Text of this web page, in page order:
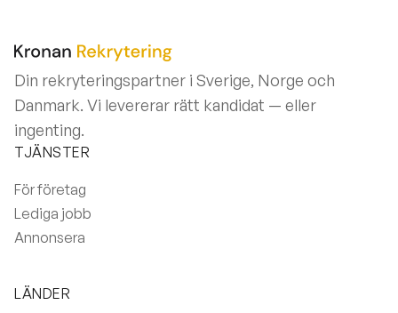
Din rekryteringspartner i Sverige, Norge och
Danmark. Vi levererar rätt kandidat — eller
ingenting.
TJÄNSTER
För företag
Lediga jobb
Annonsera
LÄNDER